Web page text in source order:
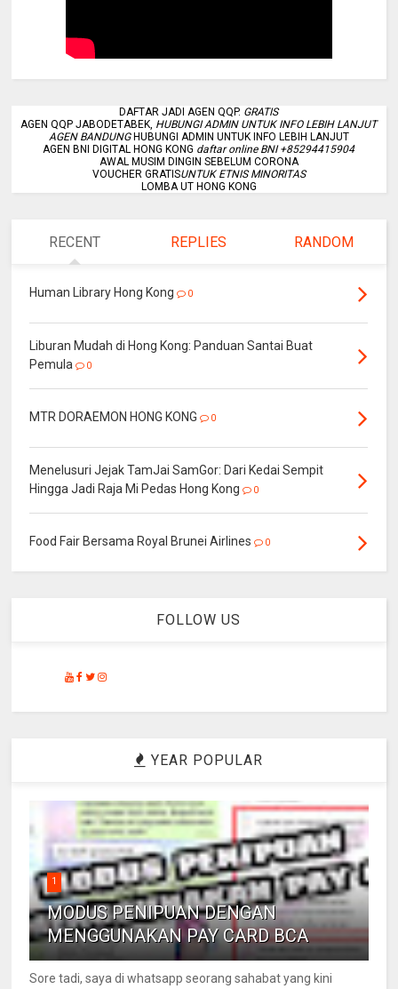
DAFTAR JADI AGEN QQP. GRATIS
AGEN QQP JABODETABEK, HUBUNGI ADMIN UNTUK INFO LEBIH LANJUT
AGEN BANDUNGHUBUNGI ADMIN UNTUK INFO LEBIH LANJUT
AGEN BNI DIGITAL HONG KONG daftar online BNI +85294415904
AWAL MUSIM DINGIN SEBELUM CORONA
VOUCHER GRATISUNTUK ETNIS MINORITAS
LOMBA UT HONG KONG
RECENT REPLIES RANDOM
Human Library Hong Kong 0
Liburan Mudah di Hong Kong: Panduan Santai Buat
Pemula
0
MTR DORAEMON HONG KONG 0
Menelusuri Jejak TamJai SamGor: Dari Kedai Sempit
Hingga Jadi Raja Mi Pedas Hong Kong
0
Food Fair Bersama Royal Brunei Airlines 0
FOLLOW US
YEAR POPULAR
1
MODUS PENIPUAN DENGAN
MENGGUNAKAN PAY CARD BCA
Sore tadi, saya di whatsapp seorang sahabat yang kini